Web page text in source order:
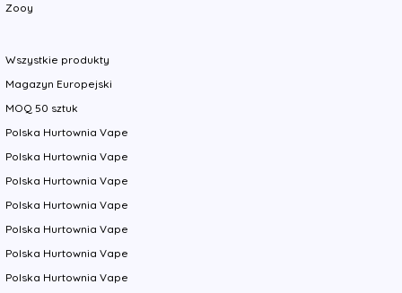
Zooy
Wszystkie produkty
Magazyn Europejski
MOQ 50 sztuk
Polska Hurtownia Vape
Polska Hurtownia Vape
Polska Hurtownia Vape
Polska Hurtownia Vape
Polska Hurtownia Vape
Polska Hurtownia Vape
Polska Hurtownia Vape